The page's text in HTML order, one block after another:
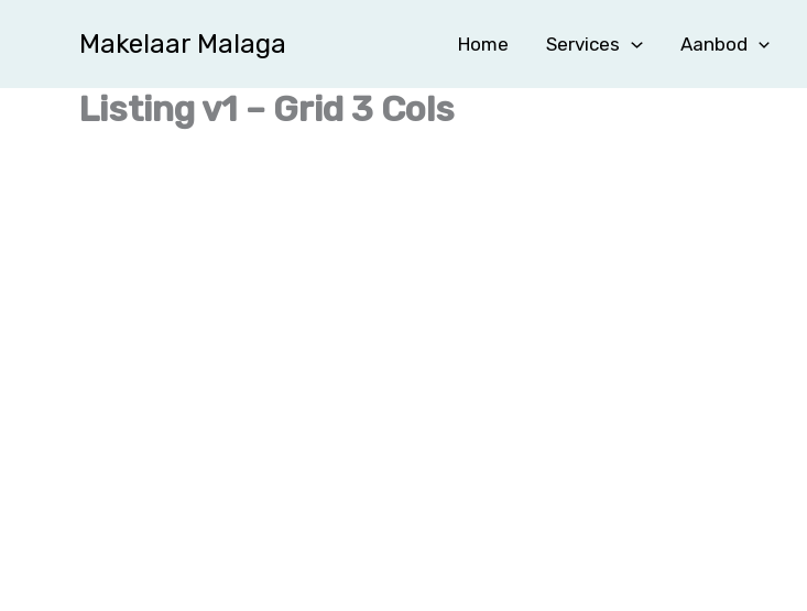
Makelaar Malaga Home Services Aanbod
Listing v1 – Grid 3 Cols